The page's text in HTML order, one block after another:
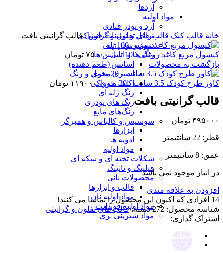
آردها
مواد اولیه
آرد و پودر قنادی
ترافل و تزئینات خوراکی
دسر و پودر ژله
رنگ ها و اسانس ها
اسانس (طعم دهنده)
اسپری مخمل و رنگ
اکلیل خوراکی
رنگ ژله ای
رنگ های پودری
رنگ‌های مایع
سوسیس و کالباس و همبرگر
ابزارها
ادویه ها
مواد اولیه
شکلات تخته ای و سکه ای
فیلینگ و تاپینگ
محصولات نانی
قالب و ابزارها
مواد اولیه نان
مواد اولیه فوندانت
مواد شیرینی پزی
جستجو
برای بزرگنمایی کلیک کنید
خانه قالب کیک قالب های تفلون و گرانیتیقالب گرانیتی بافت
کپسول مربع کاغذ روغنی 100 تایی ۷۵۰۰۰ تومان
بازگشت به محصولات
کاور طرح کودک 3.5 سانت - 20 متری ۱۱۹۰۰۰ تومان
قالب گرانیتی بافت
۴۹۵۰۰۰ تومان
قطر: 22 سانتیمتر
عمق: 8 سانتیمتر
در انبار موجود نمی باشد
افزودن به علاقه مندی
14 افرادی که اکنون این محصول را تماشا می کنند!
شناسه محصول: 272 دسته: قالب های تفلون و گرانیتی
اشتراک گذاری: